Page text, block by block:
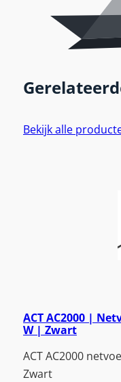
Bekijk alle
ACT AC2000 |
W | Zwart
ACT AC2000
Zwart